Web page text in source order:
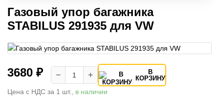
Газовый упор багажника
STABILUS 291935 для VW
3680 ₽ − +
В
КОРЗИНУ
Цена с НДС за 1 шт., в наличии